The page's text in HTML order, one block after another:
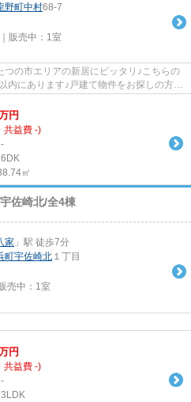
野町中村68-7
販売中： 1室
つの市エリアの新居にピッタリ♪こちらの
内にあります♪戸建て物件をお探しの方
円
共益費 -)
㎡
佐崎北/全4棟
家 」駅 徒歩7分
町宇佐崎北 １丁目
売中： 1室
円
共益費 -)